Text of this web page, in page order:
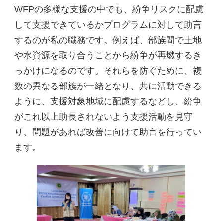
WFPの多様な支援の中でも、紛争リスクに配慮
して支援できているかプログラムに対して助言
するのが私の職務です。例えば、部族間で土地
や水資源を取り合うことから紛争が再燃するき
っかけになるのです。それらを防ぐために、複
数の異なる部族が一緒となり、共に活動できる
ように、支援対象地域に配慮するなどし、紛争
がこれ以上助長されないよう支援活動を見守
り、問題があれば改善に向けて助言を行ってい
ます。